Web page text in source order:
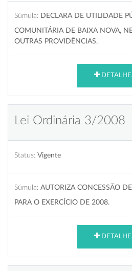
Súmula: DECLARA DE UTILIDADE
COMUNITÁRIA DE BAIXA NOVA,
OUTRAS PROVIDÊNCIAS.
Lei Ordinária 3/2008
Status: Vigente
Súmula: AUTORIZA CONCESSÃO
PARA O EXERCÍCIO DE 2008.